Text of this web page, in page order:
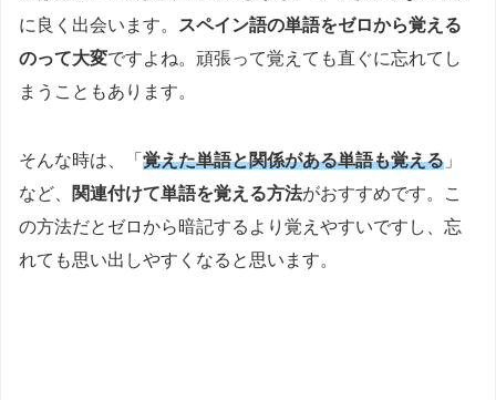
に良く出会います。
スペイン語の単語をゼロから覚える
のって大変ですよね。頑張って覚えても直ぐに忘れてし
まうこともあります。
そんな時は、「 覚えた単語と関係がある単語も覚える 」
など、
関連付けて単語を覚える方法がおすすめです。こ
の方法だとゼロから暗記するより覚えやすいですし、忘
れても思い出しやすくなると思います。